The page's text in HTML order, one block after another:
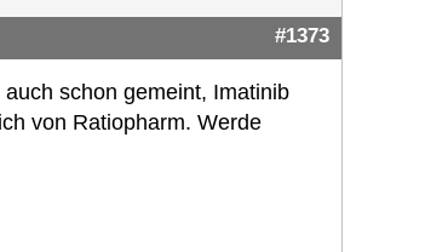
#1373
schon gemeint, Imatinib
von Ratiopharm. Werde